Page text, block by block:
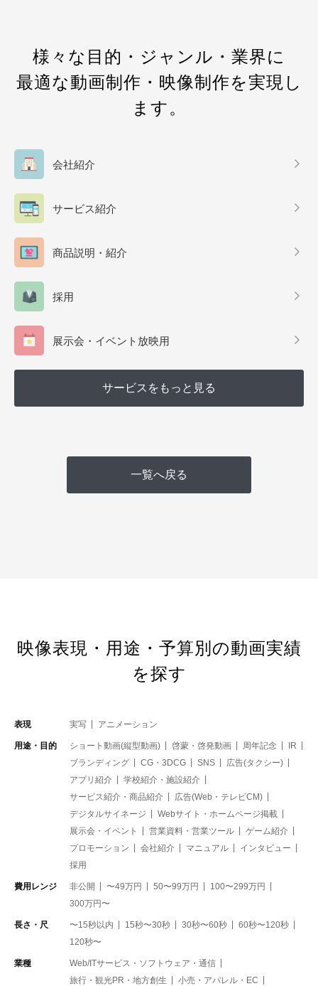
様々な目的・ジャンル・業界に
最適な動画制作・映像制作を実現し
ます。
会社紹介
サービス紹介
商品説明・紹介
採用
展示会・イベント放映用
サービスをもっと見る
一覧へ戻る
映像表現・用途・予算別の動画実績
を探す
表現 実写 アニメーション
用途・目的 ショート動画(縦型動画) 啓蒙・啓発動画 周年記念
IR
ブランディング
CG・3DCG SNS
広告(タクシー)
アプリ紹介
学校紹介・施設紹介
サービス紹介・商品紹介
広告(Web・テレビCM)
デジタルサイネージ
Webサイト・ホームページ掲載
展示会・イベント
営業資料・営業ツール
ゲーム紹介
プロモーション
会社紹介 マニュアル
インタビュー
採用
費用レンジ 非公開 〜49万円 50〜99万円
100〜299万円
300万円〜
長さ・尺 〜15秒以内 15秒〜30秒 30秒〜60秒
60秒〜120秒
120秒〜
業種
Web/ITサービス・ソフトウェア・通信
旅行・観光PR・地方創生
小売・アパレル・EC